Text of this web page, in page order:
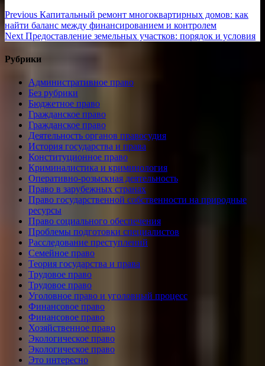
Навигация
по
Previous Previous
post:
Капитальный ремонт многоквартирных домов: как
найти баланс между финансированием и контролем
Next Next
Предоставление земельных участков: порядок и условия
Рубрики
Административное право
Без рубрики
Бюджетное право
Гражданское право
Гражданское право
Деятельность органов правосудия
История государства и права
Конституционное право
Криминалистика и криминология
Оперативно-розыскная деятельность
Право в зарубежных странах
Право государственной собственности на природные
ресурсы
Право социального обеспечения
Проблемы подготовки специалистов
Расследование преступлений
Семейное право
Теория государства и права
Трудовое право
Трудовое право
Уголовное право и уголовный процесс
Финансовое право
Финансовое право
Хозяйственное право
Экологическое право
Экологическое право
Это интересно